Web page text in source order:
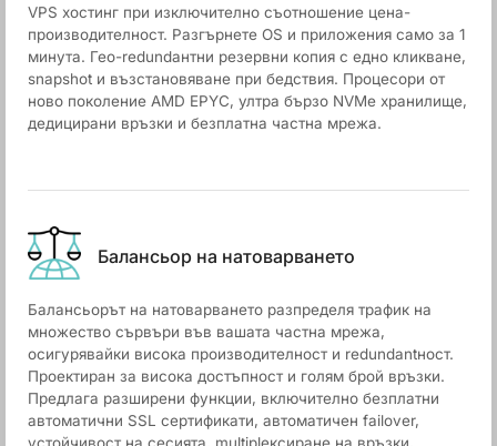
VPS хостинг при изключително съотношение цена-
производителност. Разгърнете OS и приложения само за 1
минута. Гео-redundантни резервни копия с едно кликване,
snapshot и възстановяване при бедствия. Процесори от
ново поколение AMD EPYC, ултра бързо NVMe хранилище,
дедицирани връзки и безплатна частна мрежа.
Балансьор на натоварването
Балансьорът на натоварването разпределя трафик на
множество сървъри във вашата частна мрежа,
осигурявайки висока производителност и redundantност.
Проектиран за висока достъпност и голям брой връзки.
Предлага разширени функции, включително безплатни
автоматични SSL сертификати, автоматичен failover,